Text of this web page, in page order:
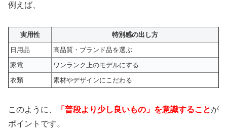
例えば、
実用性
特別感の出し方
日用品
高品質・ブランド品を選ぶ
家電
ワンランク上のモデルにする
衣類
素材やデザインにこだわる
このように、 「普段より少し良いもの」を意識することが
ポイントです。